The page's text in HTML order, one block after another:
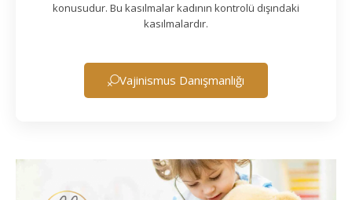
konusudur. Bu kasılmalar kadının kontrolü dışındaki
kasılmalardır.
Vajinismus Danışmanlığı